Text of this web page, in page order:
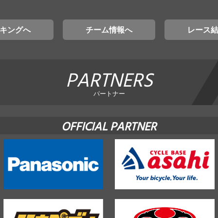
ングへ チーム情報へ レース
PARTNERS
パートナー
OFFICIAL PARTNER